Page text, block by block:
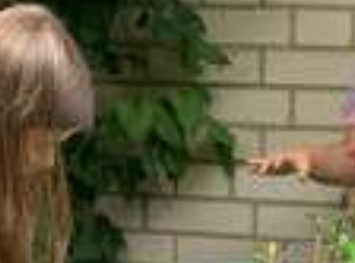
Ganztag
Anmeldung zum Ganztag
AGs im Ganztag
Mensa
Eltern/Briefe
Schulsozialarbeit
Schul-ABC